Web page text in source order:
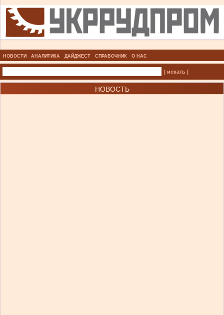
НОВОСТИ АНАЛИТИКА ДАЙДЖЕСТ СПРАВОЧНИК О НАС
| искать |
НОВОСТЬ